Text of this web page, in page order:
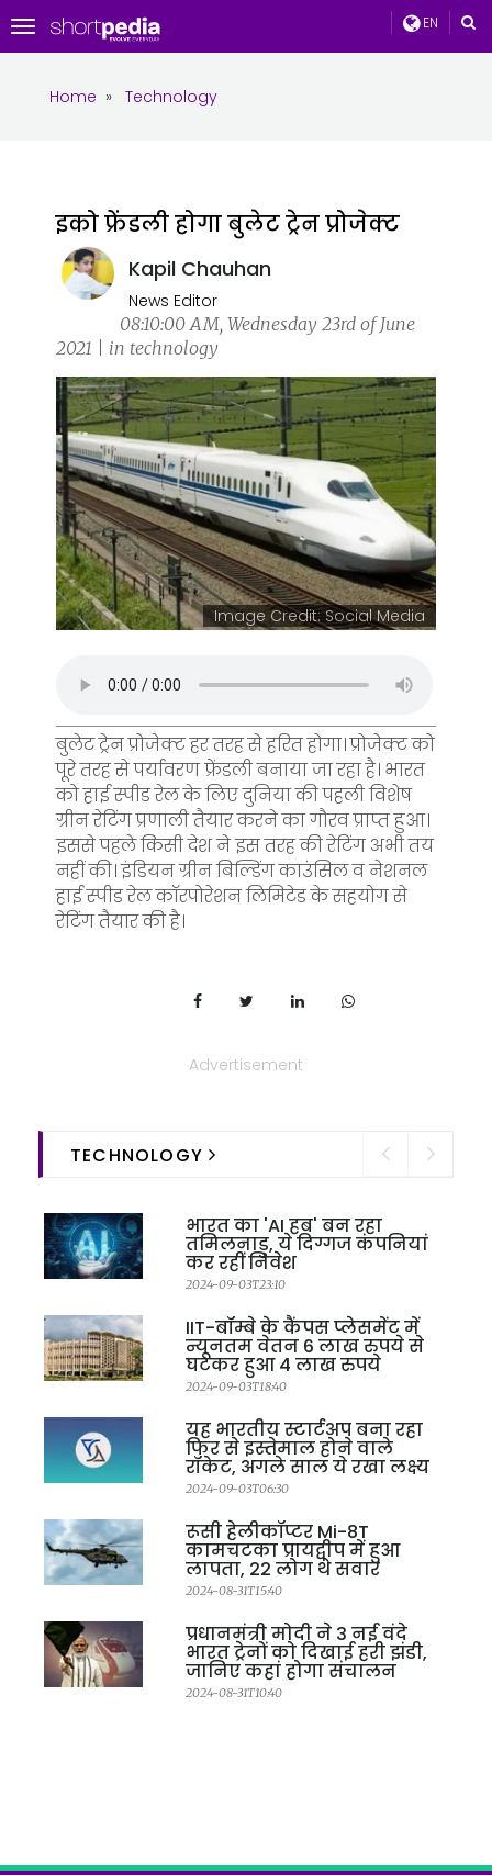
EN
Toggle
navigation
Home » Technology
इको फ्रेंडली होगा बुलेट ट्रेन प्रोजेक्ट
Kapil Chauhan
News Editor
08:10:00 AM, Wednesday 23rd of June
2021 | in technology
Image Credit: Social Media
बुलेट ट्रेन प्रोजेक्ट हर तरह से हरित होगा। प्रोजेक्ट को
पूरे तरह से पर्यावरण फ्रेंडली बनाया जा रहा है। भारत
को हाई स्पीड रेल के लिए दुनिया की पहली विशेष
ग्रीन रेटिंग प्रणाली तैयार करने का गौरव प्राप्त हुआ।
इससे पहले किसी देश ने इस तरह की रेटिंग अभी तय
नहीं की। इंडियन ग्रीन बिल्डिंग काउंसिल व नेशनल
हाई स्पीड रेल कॉरपोरेशन लिमिटेड के सहयोग से
रेटिंग तैयार की है।
Advertisement
TECHNOLOGY
भारत का 'AI हब' बन रहा
तमिलनाडु, ये दिग्गज कंपनियां
कर रहीं निवेश
2024-09-03T23:10
IIT-बॉम्बे के कैंपस प्लेसमेंट में
न्यूनतम वेतन 6 लाख रुपये से
घटकर हुआ 4 लाख रुपये
2024-09-03T18:40
यह भारतीय स्टार्टअप बना रहा
फिर से इस्तेमाल होने वाले
रॉकेट, अगले साल ये रखा लक्ष्य
2024-09-03T06:30
रूसी हेलीकॉप्टर Mi-8T
कामचटका प्रायद्वीप में हुआ
लापता, 22 लोग थे सवार
2024-08-31T15:40
प्रधानमंत्री मोदी ने 3 नई वंदे
भारत ट्रेनों को दिखाई हरी झंडी,
जानिए कहां होगा संचालन
2024-08-31T10:40